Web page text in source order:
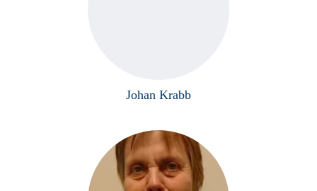
Johan Krabb